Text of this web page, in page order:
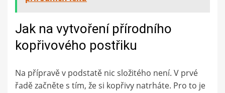
Jak na vytvoření přírodního
kopřivového postřiku
Na přípravě v podstatě nic složitého není. V prvé
řadě začněte s tím, že si kopřivy natrháte. Pro to je